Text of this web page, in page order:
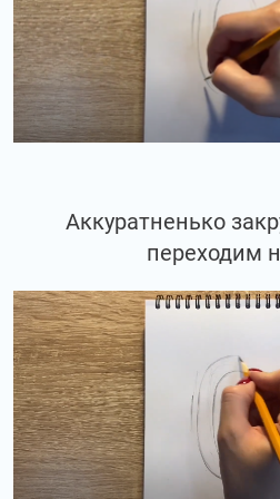
Аккуратненько
переходим